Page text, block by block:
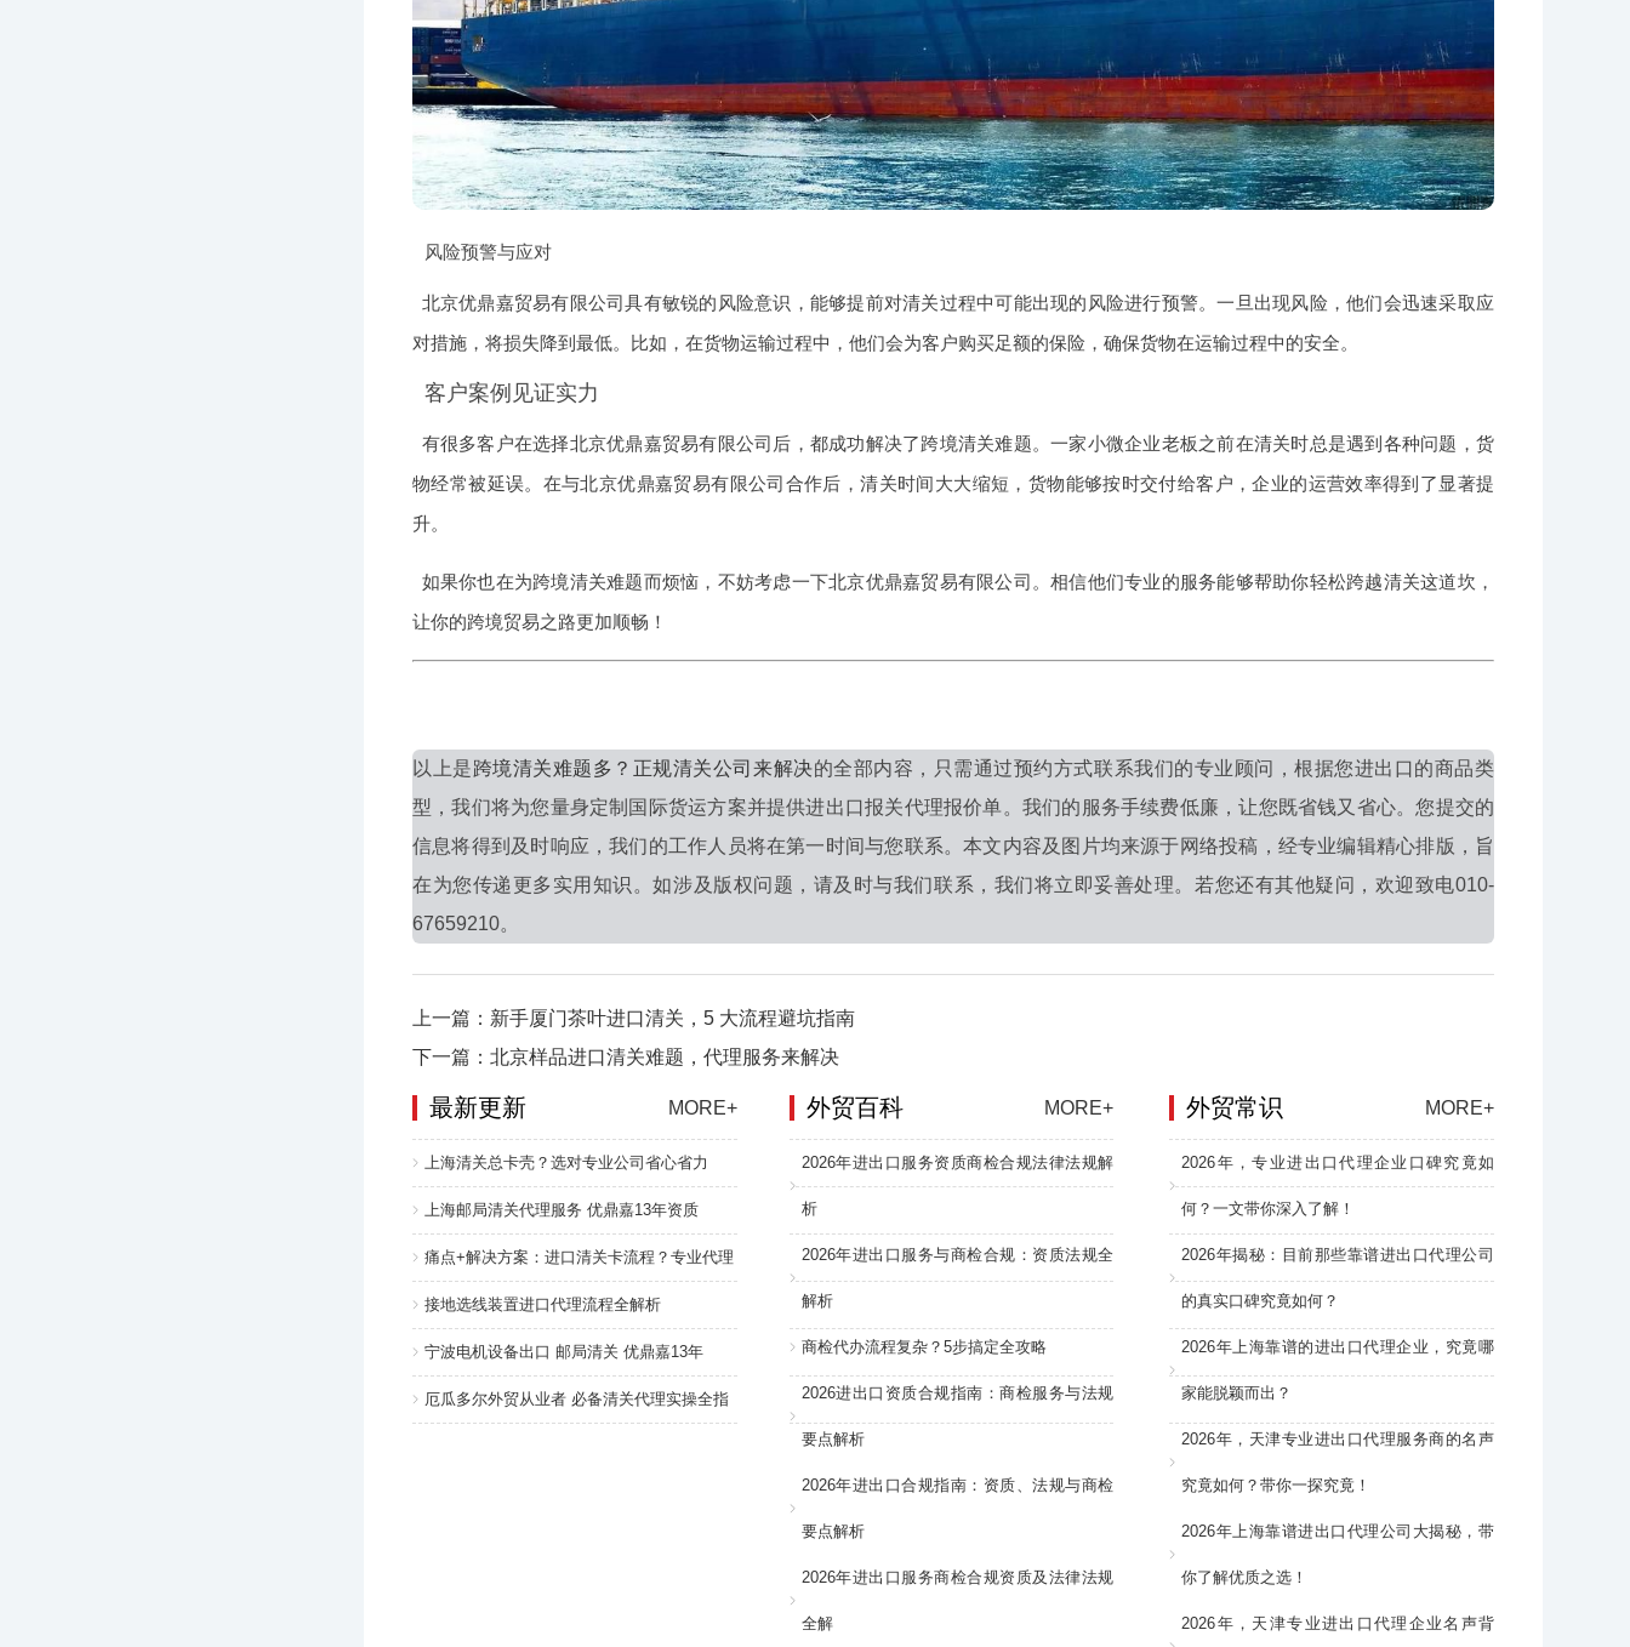
风险预警与应对
北京优鼎嘉贸易有限公司具有敏锐的风险意识，能够提前对清关过程中可能出现的风险进行预警。一旦出现风险，他们会迅速采取应
对措施，将损失降到最低。比如，在货物运输过程中，他们会为客户购买足额的保险，确保货物在运输过程中的安全。
客户案例见证实力
有很多客户在选择北京优鼎嘉贸易有限公司后，都成功解决了跨境清关难题。一家小微企业老板之前在清关时总是遇到各种问题，货
物经常被延误。在与北京优鼎嘉贸易有限公司合作后，清关时间大大缩短，货物能够按时交付给客户，企业的运营效率得到了显著提
升。
如果你也在为跨境清关难题而烦恼，不妨考虑一下北京优鼎嘉贸易有限公司。相信他们专业的服务能够帮助你轻松跨越清关这道坎，
让你的跨境贸易之路更加顺畅！
以上是跨境清关难题多？正规清关公司来解决的全部内容，只需通过预约方式联系我们的专业顾问，根据您进出口的商品类
型，我们将为您量身定制国际货运方案并提供进出口报关代理报价单。我们的服务手续费低廉，让您既省钱又省心。您提交的
信息将得到及时响应，我们的工作人员将在第一时间与您联系。本文内容及图片均来源于网络投稿，经专业编辑精心排版，旨
在为您传递更多实用知识。如涉及版权问题，请及时与我们联系，我们将立即妥善处理。若您还有其他疑问，欢迎致电010-
67659210。
上一篇：新手厦门茶叶进口清关，5 大流程避坑指南
下一篇：北京样品进口清关难题，代理服务来解决
最新更新 MORE+
上海清关总卡壳？选对专业公司省心省力
上海邮局清关代理服务 优鼎嘉13年资质
痛点+解决方案：进口清关卡流程？专业代理
接地选线装置进口代理流程全解析
宁波电机设备出口 邮局清关 优鼎嘉13年
厄瓜多尔外贸从业者 必备清关代理实操全指
外贸常识 MORE+
2026年，专业进出口代理企业口碑究竟如
何？一文带你深入了解！
2026年揭秘：目前那些靠谱进出口代理公司
的真实口碑究竟如何？
2026年上海靠谱的进出口代理企业，究竟哪
家能脱颖而出？
2026年，天津专业进出口代理服务商的名声
究竟如何？带你一探究竟！
2026年上海靠谱进出口代理公司大揭秘，带
你了解优质之选！
2026年，天津专业进出口代理企业名声背
外贸百科 MORE+
2026年进出口服务资质商检合规法律法规解
析
2026年进出口服务与商检合规：资质法规全
解析
商检代办流程复杂？5步搞定全攻略
2026进出口资质合规指南：商检服务与法规
要点解析
2026年进出口合规指南：资质、法规与商检
要点解析
2026年进出口服务商检合规资质及法律法规
全解